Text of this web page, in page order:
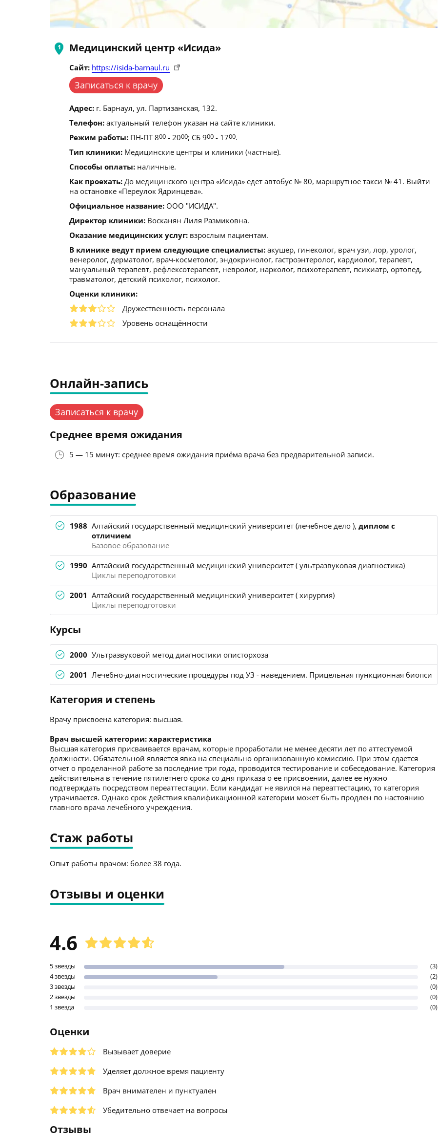
Медицинский центр «Исида»
Сайт: https://isida-barnaul.ru
Записаться к врачу
Адрес: г. Барнаул, ул. Партизанская, 132.
Телефон: актуальный телефон указан на сайте клиники.
Режим работы: ПН-ПТ 800 - 2000; СБ 900 - 1700.
Тип клиники: Медицинские центры и клиники (частные).
Способы оплаты: наличные.
Как проехать: До медицинского центра «Исида» едет автобус № 80, маршрутное такси № 41. Выйти
на остановке «Переулок Ядринцева».
Официальное название: ООО "ИСИДА".
Директор клиники: Восканян Лиля Размиковна.
Оказание медицинских услуг: взрослым пациентам.
В клинике ведут прием следующие специалисты: акушер, гинеколог, врач узи, лор, уролог,
венеролог, дерматолог, врач-косметолог, эндокринолог, гастроэнтеролог, кардиолог, терапевт,
мануальный терапевт, рефлексотерапевт, невролог, нарколог, психотерапевт, психиатр, ортопед,
травматолог, детский психолог, психолог.
Оценки клиники:
Дружественность персонала
Уровень оснащённости
Онлайн-запись
Записаться к врачу
Среднее время ожидания
5 — 15 минут: среднее время ожидания приёма врача без предварительной записи.
Образование
1988 Алтайский государственный медицинский университет (лечебное дело ), диплом с
отличием
Базовое образование
1990 Алтайский государственный медицинский университет ( ультразвуковая диагностика)
Циклы переподготовки
2001 Алтайский государственный медицинский университет ( хирургия)
Циклы переподготовки
Курсы
2000 Ультразвуковой метод диагностики описторхоза
2001 Лечебно-диагностические процедуры под УЗ - наведением. Прицельная пункционная биопси
Категория и степень
Врачу присвоена категория: высшая.
Врач высшей категории: характеристика
Высшая категория присваивается врачам, которые проработали не менее десяти лет по аттестуемой
должности. Обязательной является явка на специально организованную комиссию. При этом сдается
отчет о проделанной работе за последние три года, проводится тестирование и собеседование. Категория
действительна в течение пятилетнего срока со дня приказа о ее присвоении, далее ее нужно
подтверждать посредством переаттестации. Если кандидат не явился на переаттестацию, то категория
утрачивается. Однако срок действия квалификационной категории может быть продлен по настоянию
главного врача лечебного учреждения.
Стаж работы
Опыт работы врачом: более 38 года.
Отзывы и оценки
4.6
5 звезды
(3)
4 звезды
(2)
3 звезды
(0)
2 звезды
(0)
1 звезда
(0)
Оценки
Вызывает доверие
Уделяет должное время пациенту
Врач внимателен и пунктуален
Убедительно отвечает на вопросы
Отзывы